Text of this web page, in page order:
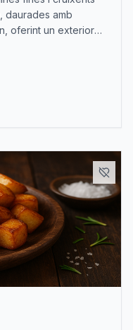
daurades amb
oferint un exterior